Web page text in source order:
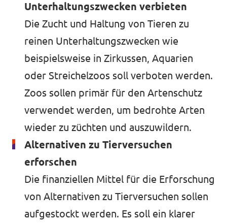
Unterhaltungszwecken verbieten
Die Zucht und Haltung von Tieren zu
reinen Unterhaltungszwecken wie
beispielsweise in Zirkussen, Aquarien
oder Streichelzoos soll verboten werden.
Zoos sollen primär für den Artenschutz
verwendet werden, um bedrohte Arten
wieder zu züchten und auszuwildern.
Alternativen zu Tierversuchen
erforschen
Die finanziellen Mittel für die Erforschung
von Alternativen zu Tierversuchen sollen
aufgestockt werden. Es soll ein klarer